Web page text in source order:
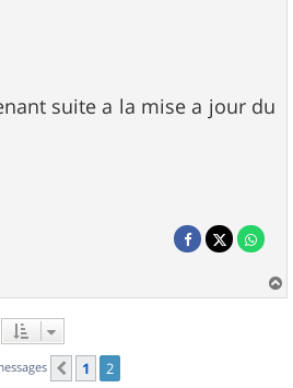
suite a la mise a jour du
a
Précédent
1 2